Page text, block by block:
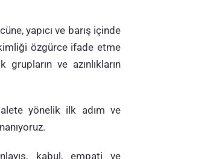
yapıcı ve barış içinde
özgürce ifade etme
ve azınlıkların
yönelik ilk adım ve
kabul, empati ve